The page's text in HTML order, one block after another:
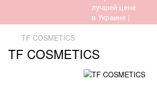
TF COSMETICS
TF COSMETICS